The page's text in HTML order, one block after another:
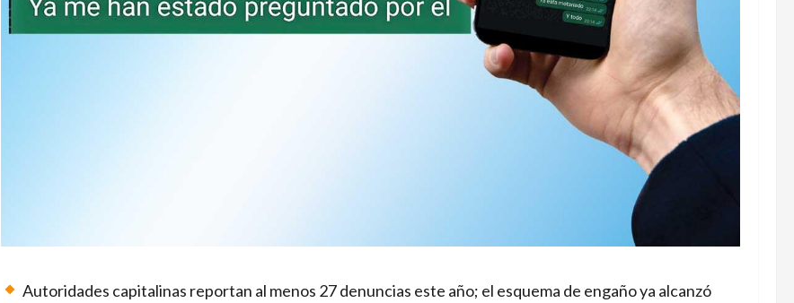
Autoridades capitalinas reportan al menos 27 denuncias este año; el esquema de engaño ya alcanzó